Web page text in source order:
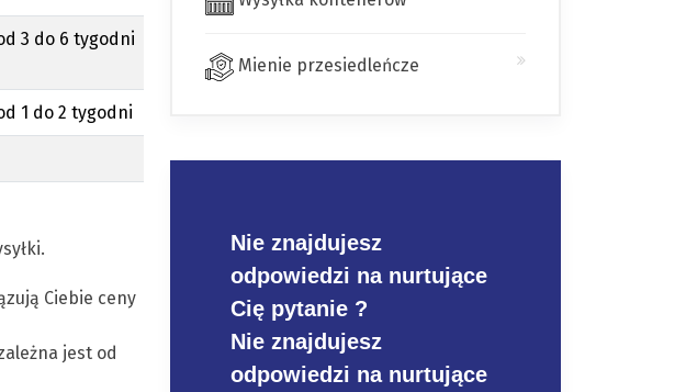
3 do 6 tygodni
1 do 2 tygodni
Ciebie ceny
jest od
Mienie przesiedleńcze
Nie znajdujesz
odpowiedzi na nurtujące
Cię pytanie ?
Nie znajdujesz
odpowiedzi na nurtujące